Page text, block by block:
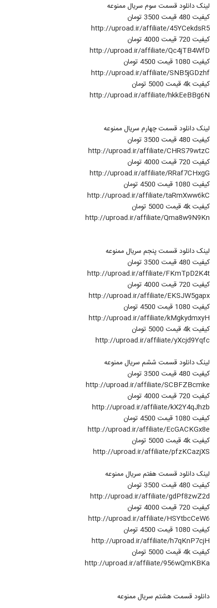
لینک دانلود قسمت سوم سریال ممنوعه
کیفیت 480 قیمت 3500 تومان
http://uproad.ir/affiliate/45YCekdsR5
کیفیت 720 قیمت 4000 تومان
http://uproad.ir/affiliate/Qc4jTB4WfD
کیفیت 1080 قیمت 4500 تومان
http://uproad.ir/affiliate/SNB5jGDzhf
کیفیت 4k قیمت 5000 تومان
http://uproad.ir/affiliate/hkkEeBBg6N
لینک دانلود قسمت چهارم سریال ممنوعه
کیفیت 480 قیمت 3500 تومان
http://uproad.ir/affiliate/CHRS79wtzC
کیفیت 720 قیمت 4000 تومان
http://uproad.ir/affiliate/RRaf7CHxgG
کیفیت 1080 قیمت 4500 تومان
http://uproad.ir/affiliate/taRmXww6kC
کیفیت 4k قیمت 5000 تومان
http://uproad.ir/affiliate/Qma8w9N9Kn
لینک دانلود قسمت پنجم سریال ممنوعه
کیفیت 480 قیمت 3500 تومان
http://uproad.ir/affiliate/FKmTpD2K4t
کیفیت 720 قیمت 4000 تومان
http://uproad.ir/affiliate/EKSJW5gapx
کیفیت 1080 قیمت 4500 تومان
http://uproad.ir/affiliate/kMgkydmxyH
کیفیت 4k قیمت 5000 تومان
http://uproad.ir/affiliate/yXcjd9Yqfc
لینک دانلود قسمت ششم سریال ممنوعه
کیفیت 480 قیمت 3500 تومان
http://uproad.ir/affiliate/SCBFZBcmke
کیفیت 720 قیمت 4000 تومان
http://uproad.ir/affiliate/kX2Y4qJhzb
کیفیت 1080 قیمت 4500 تومان
http://uproad.ir/affiliate/EcGACKGx8e
کیفیت 4k قیمت 5000 تومان
http://uproad.ir/affiliate/pfzKCazjXS
لینک دانلود قسمت هفتم سریال ممنوعه
کیفیت 480 قیمت 3500 تومان
http://uproad.ir/affiliate/gdPf8zwZ2d
کیفیت 720 قیمت 4000 تومان
http://uproad.ir/affiliate/HSYtbcCeW6
کیفیت 1080 قیمت 4500 تومان
http://uproad.ir/affiliate/h7qKnP7cjH
کیفیت 4k قیمت 5000 تومان
http://uproad.ir/affiliate/956wQmKBKa
دانلود قسمت هشتم سریال ممنوعه